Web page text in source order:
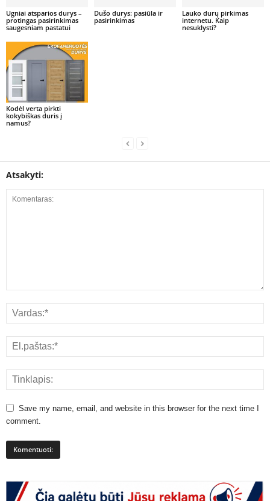
Ugniai atsparios durys –
protingas pasirinkimas
saugesniam pastatui
Dušo durys: pasiūla ir
pasirinkimas
Lauko durų pirkimas
internetu. Kaip
nesuklysti?
Kodėl verta pirkti
kokybiškas duris į
namus?
Atsakyti:
Save my name, email, and website in this browser for the next time I
comment.